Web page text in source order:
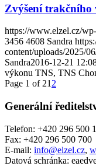
Zvýšení
https://www.elzel.cz/
3456 4608 Sandra
content/uploads/2025/
Sandra2016-12-21
výkonu TNS, TNS
Page 1 of 212
Generální
Telefon: +420 296 500
Fax: +420 296 500 700
E-mail: info@elzel.cz,
Datová schránka: